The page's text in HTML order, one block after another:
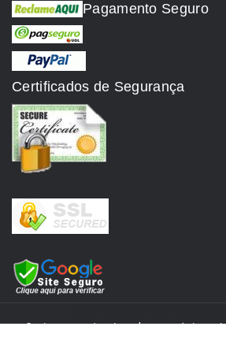
Pagamento Seguro
Certificados de Segurança
[ Dimmes Loja Virtual & Negócios